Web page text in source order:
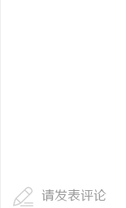
请发表评论